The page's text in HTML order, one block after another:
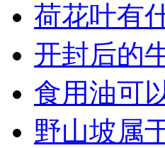
荷花叶有
开封后的
食用油可
野山坡属